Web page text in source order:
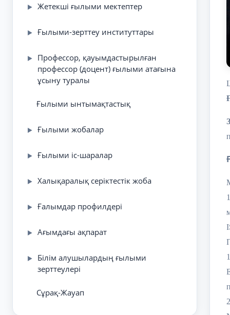
▶ Жетекші ғылыми мектептер
▶ Ғылыми-зерттеу институттары
▶
Профессор, қауымдастырылған
профессор (доцент) ғылыми атағына
ұсыну туралы
Ғылыми ынтымақтастық
▶ Ғылыми жобалар
▶ Ғылыми іс-шаралар
▶ Халықаралық серіктестік жоба
▶ Ғалымдар профилдері
▶ Ағымдағы ақпарат
▶
Білім алушылардың ғылыми
зерттеулері
Сұрақ-Жауап